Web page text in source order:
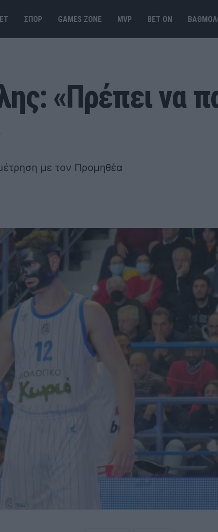
ΣΠΟΡ GAMES ΖΟΝΕ MVP BET ΟΝ
«Πρέπει να
με τον Προμηθέα